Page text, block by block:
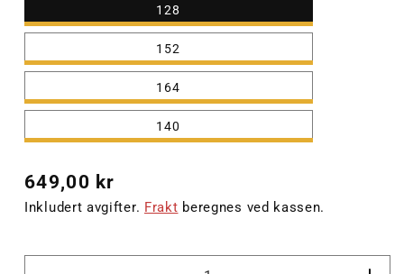
128
152
164
140
Vanlig
pris
649,00 kr
Inkludert avgifter. Frakt beregnes ved kassen.